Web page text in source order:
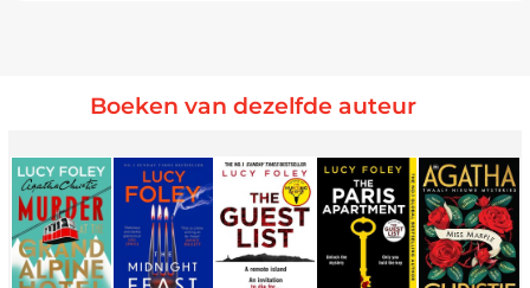
Boeken van dezelfde auteur